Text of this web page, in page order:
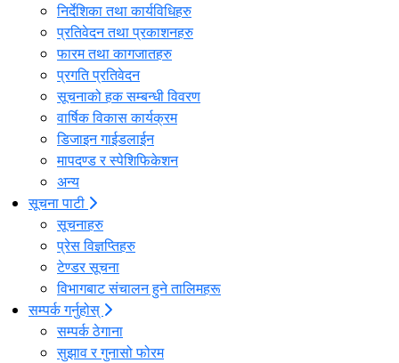
निर्देशिका तथा कार्यविधिहरु
प्रतिवेदन तथा प्रकाशनहरु
फारम तथा कागजातहरु
प्रगति प्रतिवेदन
सूचनाको हक सम्बन्धी विवरण
वार्षिक विकास कार्यक्रम
डिजाइन गाईडलाईन
मापदण्ड र स्पेशिफिकेशन
अन्य
सूचना पाटी
सूचनाहरु
प्रेस विज्ञप्तिहरु
टेण्डर सूचना
विभागबाट संचालन हुने तालिमहरू
सम्पर्क गर्नुहोस्
सम्पर्क ठेगाना
सुझाव र गुनासो फोरम